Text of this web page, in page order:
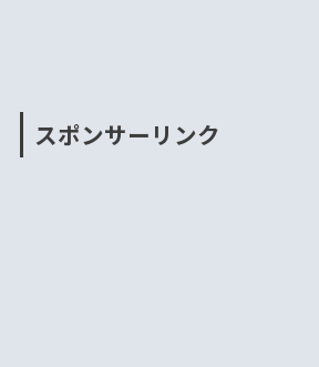
スポンサーリンク